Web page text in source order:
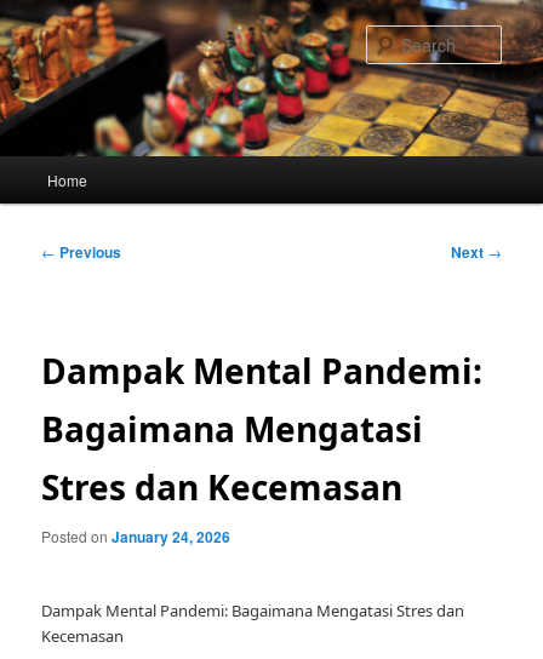
Skip
to
primary
content
Home
Post
← Previous Next →
Dampak Mental Pandemi:
Bagaimana Mengatasi
Stres dan Kecemasan
Posted onJanuary 24, 2026
Dampak Mental Pandemi: Bagaimana Mengatasi Stres dan
Kecemasan